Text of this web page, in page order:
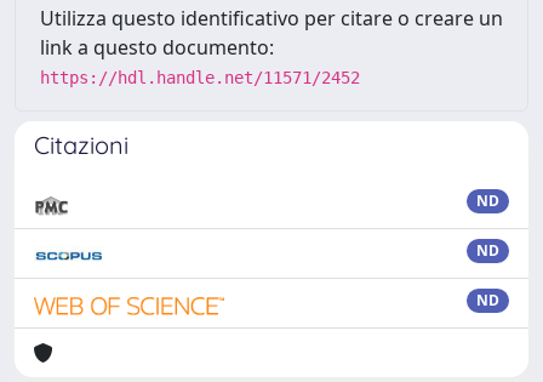
Utilizza questo identificativo per citare o creare un
link a questo documento:
https://hdl.handle.net/11571/2452
Citazioni
ND
ND
ND